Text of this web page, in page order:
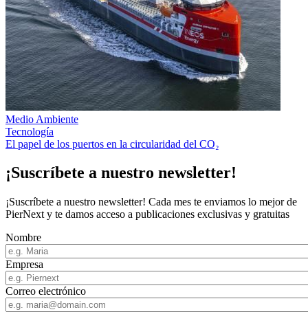
Medio Ambiente
Tecnología
El papel de los puertos en la circularidad del CO₂
¡Suscríbete a nuestro newsletter!
¡Suscríbete a nuestro newsletter! Cada mes te enviamos lo mejor de
PierNext y te damos acceso a publicaciones exclusivas y gratuitas
Nombre
Empresa
Correo electrónico